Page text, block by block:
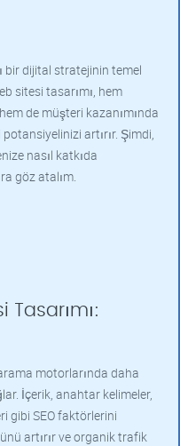
bir dijital stratejinin temel
sitesi tasarımı, hem
de müşteri kazanımında
artırır. Şimdi,
nasıl katkıda
göz atalım.
Tasarımı:
motorlarında daha
İçerik, anahtar kelimeler,
gibi SEO faktörlerini
artırır ve organik trafik